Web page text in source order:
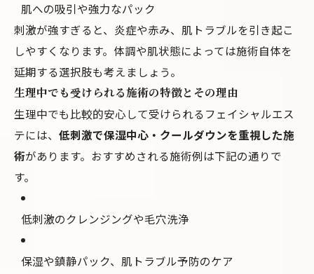
肌への吸引や強力なパック
刺激が強すぎると、炎症や赤み、肌トラブルを引き起こ
しやすくなります。体調や肌状態によっては施術自体を
延期する選択肢も考えましょう。
生理中でも受けられる施術の特徴とその理由
生理中でも比較的安心して受けられるフェイシャルエス
テには、 低刺激で保湿中心・クールダウンを重視した施
術があります。おすすめされる施術例は下記の通りで
す。
低刺激のクレンジングや毛穴洗浄
保湿や鎮静パック、肌トラブル予防のケア